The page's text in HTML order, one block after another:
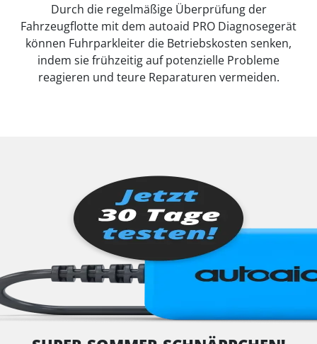
Durch die regelmäßige Überprüfung der
Fahrzeugflotte mit dem autoaid PRO Diagnosegerät
können Fuhrparkleiter die Betriebskosten senken,
indem sie frühzeitig auf potenzielle Probleme
reagieren und teure Reparaturen vermeiden.